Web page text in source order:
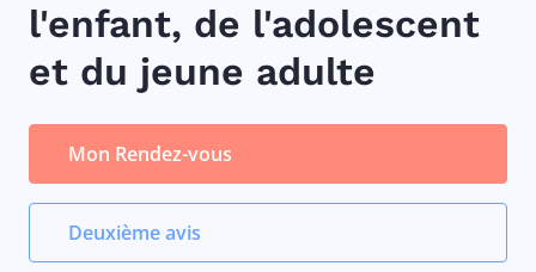
l'enfant, de l'adolescent
et du jeune adulte
Mon Rendez-vous
Deuxième avis